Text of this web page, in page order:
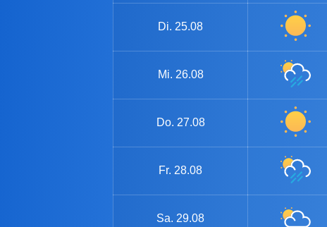
Di. 25.08
Mi. 26.08
Do. 27.08
Fr. 28.08
Sa. 29.08